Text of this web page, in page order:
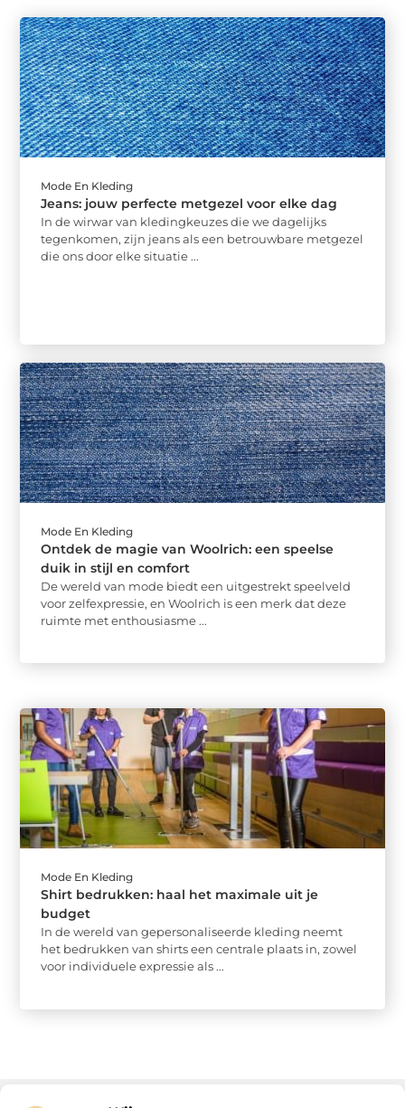
Mode En Kleding
Jeans: jouw perfecte metgezel voor elke dag
In de wirwar van kledingkeuzes die we dagelijks
tegenkomen, zijn jeans als een betrouwbare metgezel
die ons door elke situatie ...
Mode En Kleding
Ontdek de magie van Woolrich: een speelse
duik in stijl en comfort
De wereld van mode biedt een uitgestrekt speelveld
voor zelfexpressie, en Woolrich is een merk dat deze
ruimte met enthousiasme ...
Mode En Kleding
Shirt bedrukken: haal het maximale uit je
budget
In de wereld van gepersonaliseerde kleding neemt
het bedrukken van shirts een centrale plaats in, zowel
voor individuele expressie als ...